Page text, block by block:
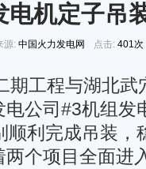
电机定子吊
源: 中国火力发电网 点击: 401次
期工程与湖北武
公司#3机组发
顺利完成吊装，
个项目全面进